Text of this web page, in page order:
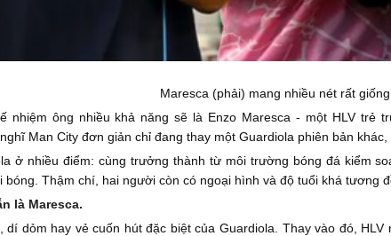
Maresca (phải) mang nhiều nét rất
nhiệm ông nhiều khả năng sẽ là Enzo Maresca - một HLV trẻ
Man City đơn giản chỉ đang thay một Guardiola phiên bản
ở nhiều điểm: cùng trưởng thành từ môi trường bóng đá kiểm
bóng. Thậm chí, hai người còn có ngoại hình và độ tuổi khá tương
là Maresca.
dí dỏm hay vẻ cuốn hút đặc biệt của Guardiola. Thay vào đó,